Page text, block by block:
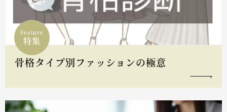
Feature
特集
骨格タイプ別ファッションの極意